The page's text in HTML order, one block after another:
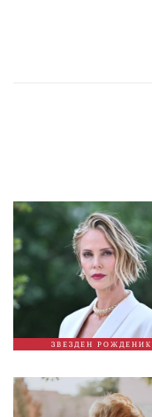
ЗВЕЗДЕН РОЖДЕНИК